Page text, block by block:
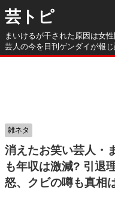
芸トピ
まいけるが干された原因は女
芸人の今を日刊ゲンダイが報じ
消えたお笑い芸人・
も年収は激減? 引退
怒、クビの噂も真相
雑ネタ